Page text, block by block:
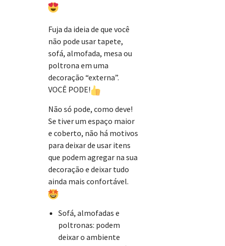
Fuja da ideia de que você
não pode usar tapete,
sofá, almofada, mesa ou
poltrona em uma
decoração “externa”.
VOCÊ PODE!
Não só pode, como deve!
Se tiver um espaço maior
e coberto, não há motivos
para deixar de usar itens
que podem agregar na sua
decoração e deixar tudo
ainda mais confortável.
Sofá, almofadas e
poltronas: podem
deixar o ambiente